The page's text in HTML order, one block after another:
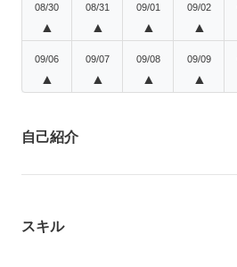
08/30
▲
08/31
▲
09/01
▲
09/02
▲
09/06
▲
09/07
▲
09/08
▲
09/09
▲
自己紹介
スキル